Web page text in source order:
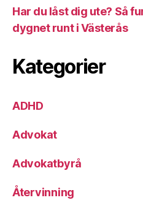
Har du låst dig ute? Så
dygnet runt i Västerås
Kategorier
ADHD
Advokat
Advokatbyrå
Återvinning